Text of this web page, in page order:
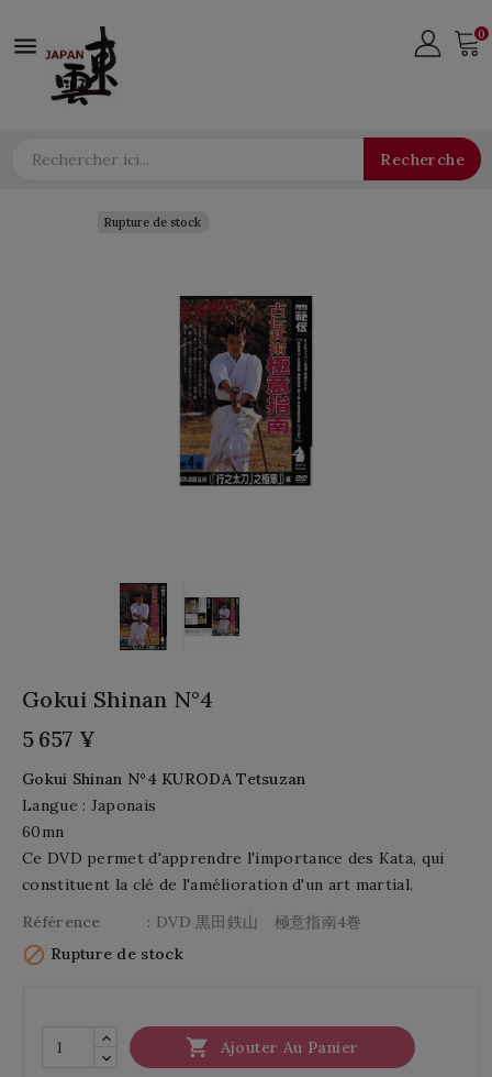
 0
Recherche
Rupture de stock
Rupture de stock
Gokui Shinan N°4
5 657 ¥
Gokui Shinan N°4 KURODA Tetsuzan
Langue : Japonais
60mn
Ce DVD permet d'apprendre l'importance des Kata, qui
constituent la clé de l'amélioration d'un art martial.
Référence
: DVD 黒田鉄山 極意指南4巻
 Rupture de stock
 Ajouter Au Panier